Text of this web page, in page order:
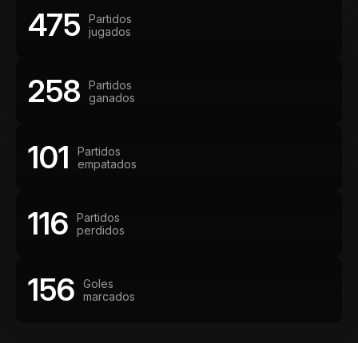
475
Partidos
jugados
258
Partidos
ganados
101
Partidos
empatados
116
Partidos
perdidos
156
Goles
marcados